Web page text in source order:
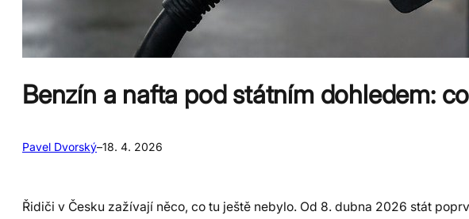
Benzín a nafta pod státním dohledem:
Pavel Dvorský–18. 4. 2026
Řidiči v Česku zažívají něco, co tu ještě nebylo. Od 8. dubna 2026 stát